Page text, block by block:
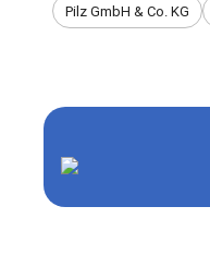
Pilz GmbH & Co. KG